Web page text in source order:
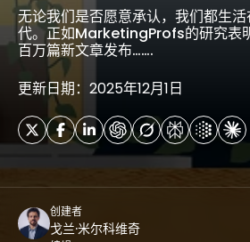
无论我们是否愿意承认，我们都生
代。正如MarketingProfs的研究表
百万篇新文章发布…….
更新日期：2025年12月1日
创建者
戈兰·米尔科维奇